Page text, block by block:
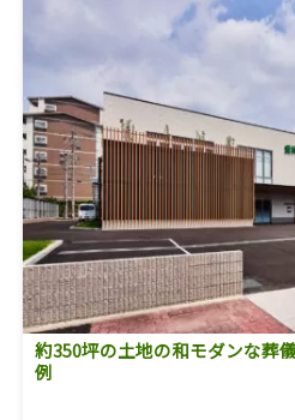
約350坪の土地の和モダンな葬
例